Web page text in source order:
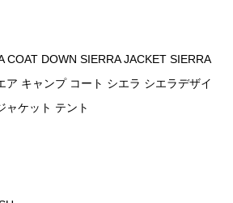
COAT DOWN SIERRA JACKET SIERRA
ア キャンプ コート シエラ シエラデザイ
ャケット テント